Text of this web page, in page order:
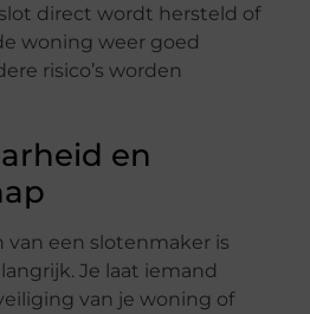
direct wordt hersteld of
woning weer goed
risico’s worden
en
van een slotenmaker is
Je laat iemand
van je woning of